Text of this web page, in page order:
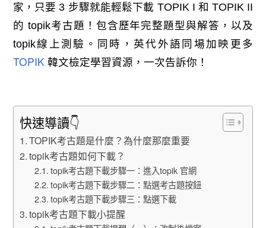
家，只要 3 步驟就能輕鬆下載 TOPIK I 和 TOPIK II
的 topik考古題！包含歷年完整題型與解答，以及
topik線上測驗。同時，英代外語同場加映更多
TOPIK韓文檢定學習資源，一次告訴你！
快速導讀👇
TOPIK考古題是什麼？為什麼那麼重要
topik考古題如何下載？
topik考古題下載步驟一：進入topik 官網
topik考古題下載步驟二：點選考古題按鈕
topik考古題下載步驟三：點選下載
topik考古題下載小提醒